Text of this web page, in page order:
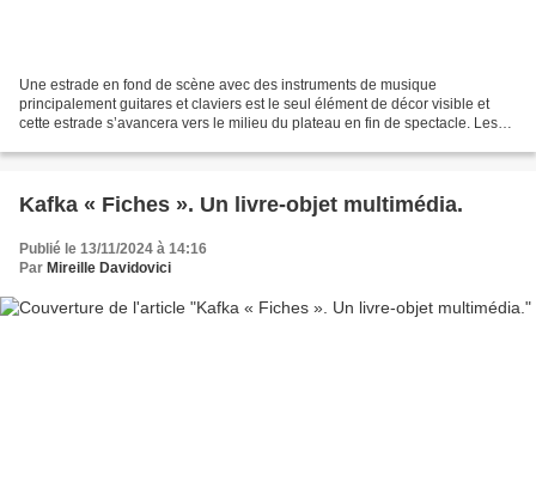
Une estrade en fond de scène avec des instruments de musique
principalement guitares et claviers est le seul élément de décor visible et
cette estrade s’avancera vers le milieu du plateau en fin de spectacle. Les
Kafka « Fiches ». Un livre-objet multimédia.
Publié le 13/11/2024 à 14:16
Par Mireille Davidovici